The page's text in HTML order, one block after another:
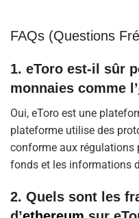
FAQs (Questions
1. eToro est-il sûr
monnaies comme l’
Oui, eToro est une
plateforme utilise des
conforme aux régulations
fonds et les informations
2. Quels sont les